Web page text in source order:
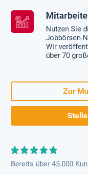
Nutzen Sie
Jobbörsen-
Wir
über 70
Zur
Bereits über 45.000